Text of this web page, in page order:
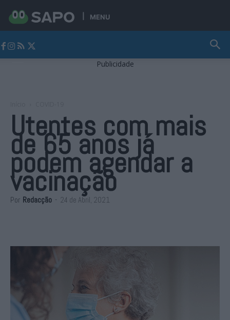
MENU
Publicidade
Utentes com mais
de 65 anos já
podem agendar a
vacinação
Por Redacção - 24 de Abril, 2021